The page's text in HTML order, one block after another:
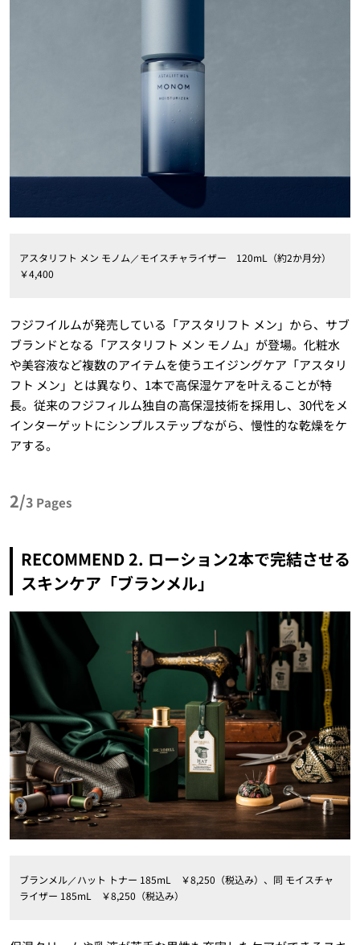
アスタリフト メン モノム／モイスチャライザー 120mL（約2か月分）
￥4,400
フジフイルムが発売している「アスタリフト メン」から、サブ
ブランドとなる「アスタリフト メン モノム」が登場。化粧水
や美容液など複数のアイテムを使うエイジングケア「アスタリ
フト メン」とは異なり、1本で高保湿ケアを叶えることが特
長。従来のフジフィルム独自の高保湿技術を採用し、30代をメ
インターゲットにシンプルステップながら、慢性的な乾燥をケ
アする。
2/3 Pages
RECOMMEND 2. ローション2本で完結させる
スキンケア「ブランメル」
ブランメル／ハット トナー 185mL ￥8,250（税込み）、同 モイスチャ
ライザー 185mL ￥8,250（税込み）